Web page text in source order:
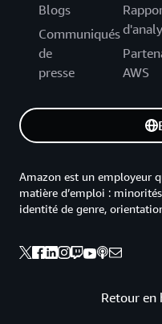
Blogs
Communiqués
de
presse
AWS
Retour en
Amazon est un employeur
matière d’emploi :
identité de genre,